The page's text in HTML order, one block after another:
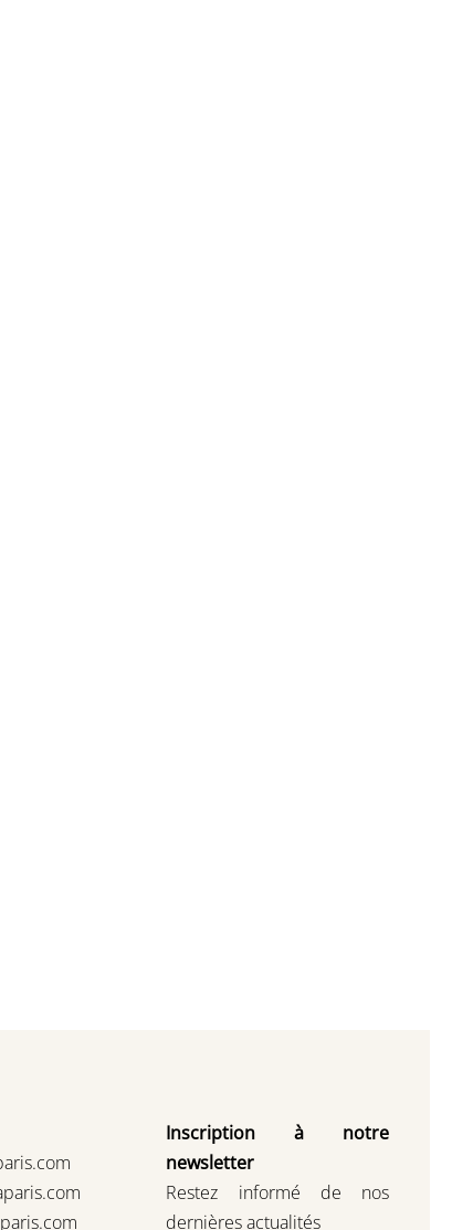
Inscription à notre
newsletter
Restez informé de nos
dernières actualités